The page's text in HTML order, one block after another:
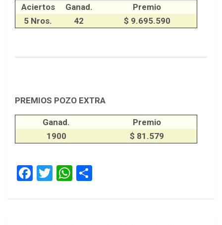
Aciertos
Ganad.
Premio
5 Nros.
42 $ 9.695.590
PREMIOS POZO EXTRA
Ganad.
Premio
1900
$ 81.579
F
ce
T
tt
W
at ar